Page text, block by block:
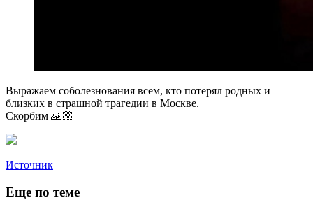
Выражаем соболезнования всем, кто потерял родных и
близких в страшной трагедии в Москве.
Скорбим 🙏🏼
Источник
Еще по теме